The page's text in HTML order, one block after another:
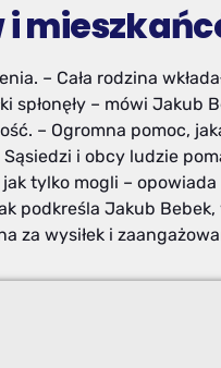
– Cała rodzina
spłonęły – mówi Jakub
– Ogromna pomoc,
i obcy ludzie
tylko mogli –
podkreśla Jakub
za wysiłek i